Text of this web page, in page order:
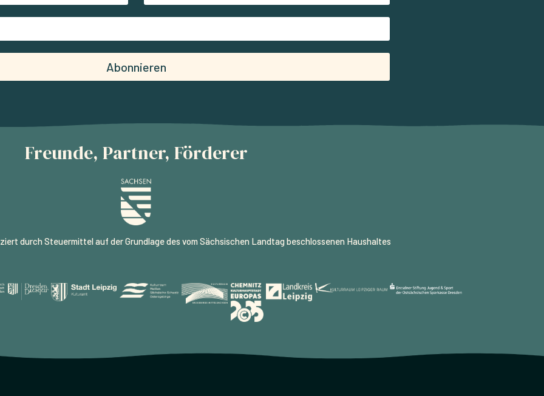
Abonnieren
Freunde, Partner, Förderer
durch Steuermittel auf der Grundlage des vom Sächsischen Landtag beschlossenen Haushaltes